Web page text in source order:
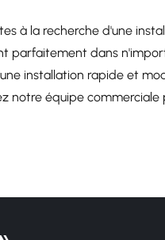
à la recherche d'une
parfaitement dans
installation rapide et
notre équipe commerciale